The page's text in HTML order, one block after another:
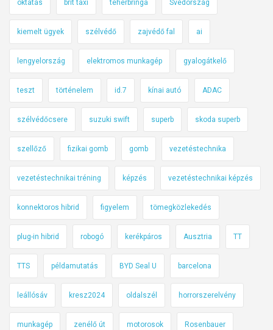
oktatás brit taxi teherbringa Svédország
kiemelt ügyek szélvédő zajvédő fal ai
lengyelország elektromos munkagép gyalogátkelő
teszt történelem id.7 kínai autó ADAC
szélvédőcsere suzuki swift superb skoda superb
szellőző fizikai gomb gomb vezetéstechnika
vezetéstechnikai tréning képzés vezetéstechnikai képzés
konnektoros hibrid figyelem tömegközlekedés
plug-in hibrid robogó kerékpáros Ausztria TT
TTS példamutatás BYD Seal U barcelona
leállósáv kresz2024 oldalszél horrorszerelvény
munkagép zenélő út motorosok Rosenbauer